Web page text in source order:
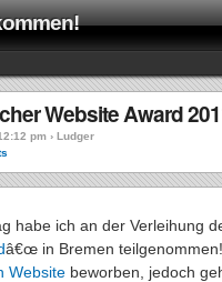
Website Award
pm › Ludger
habe ich an der Verleihung
â€œ in Bremen
Website beworben, jedoch